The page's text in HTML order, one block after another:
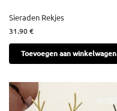
Sieraden Rekjes
31.90€
Toevoegen aan winkelwagen